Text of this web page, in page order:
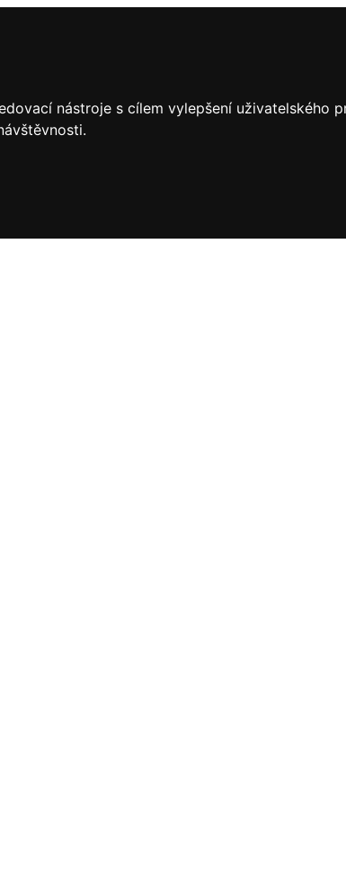
nástroje s cílem vylepšení uživatelského